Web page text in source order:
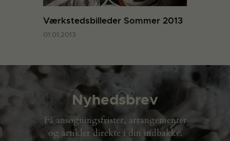
Værkstedsbilleder Sommer 2013
01.01.2013
Nyhedsbrev
Få ansøgningsfrister, arrangementer
og artikler direkte i din indbakke.